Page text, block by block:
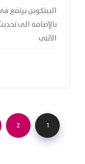
بالإضافة الى
الاثني
1
2